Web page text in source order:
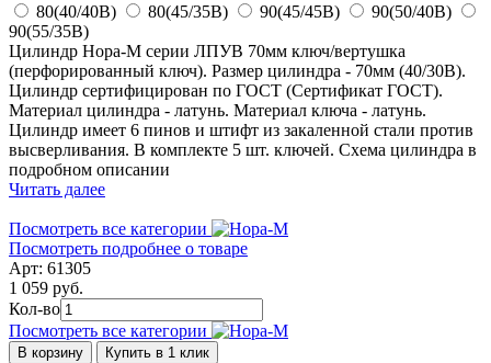
80(40/40В)
80(45/35В) 90(45/45В)
90(50/40В)
90(55/35В)
Цилиндр Нора-М серии ЛПУВ 70мм ключ/вертушка
(перфорированный ключ). Размер цилиндра - 70мм (40/30В).
Цилиндр сертифицирован по ГОСТ (Сертификат ГОСТ).
Материал цилиндра - латунь. Материал ключа - латунь.
Цилиндр имеет 6 пинов и штифт из закаленной стали против
высверливания. В комплекте 5 шт. ключей. Схема цилиндра в
подробном описании
Читать далее
Посмотреть все категории
Посмотреть подробнее о товаре
Арт: 61305
1 059 руб.
Кол-во
Посмотреть все категории
В корзину Купить в 1 клик